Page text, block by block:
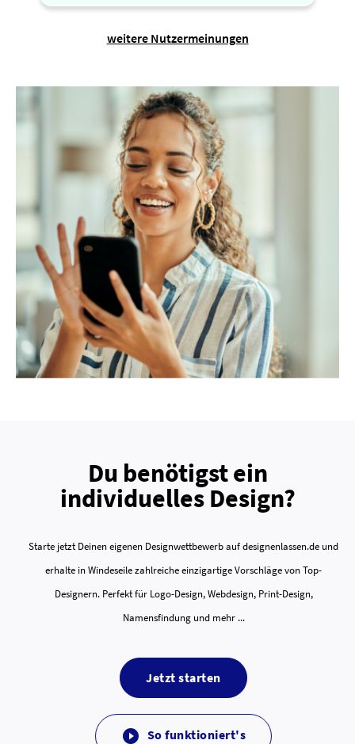
weitere Nutzermeinungen
Du benötigst ein
individuelles Design?
Starte jetzt Deinen eigenen Designwettbewerb auf designenlassen.de und
erhalte in Windeseile zahlreiche einzigartige Vorschläge von Top-
Designern. Perfekt für Logo-Design, Webdesign, Print-Design,
Namensfindung und mehr ...
Jetzt starten
 So funktioniert's